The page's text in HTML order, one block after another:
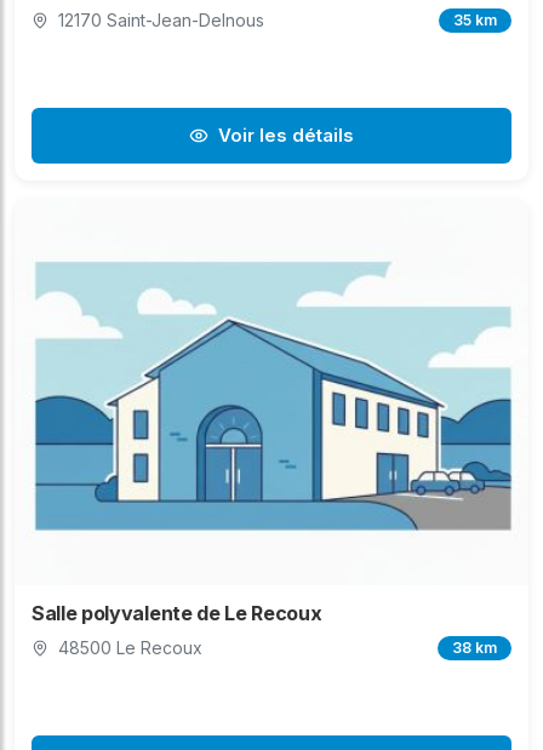
12170 Saint-Jean-Delnous 35 km
Voir les détails
Salle polyvalente de Le Recoux
48500 Le Recoux 38 km